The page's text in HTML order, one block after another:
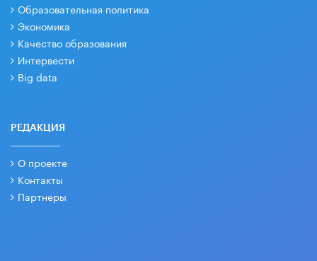
Образовательная политика
Экономика
Качество образования
Интервести
Big data
РЕДАКЦИЯ
О проекте
Контакты
Партнеры